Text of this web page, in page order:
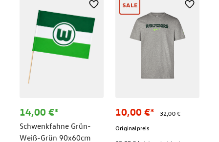
14,00 €*
Schwenkfahne Grün-
Weiß-Grün 90x60cm
SALE
10,00 €*
32,00 €
Originalpreis